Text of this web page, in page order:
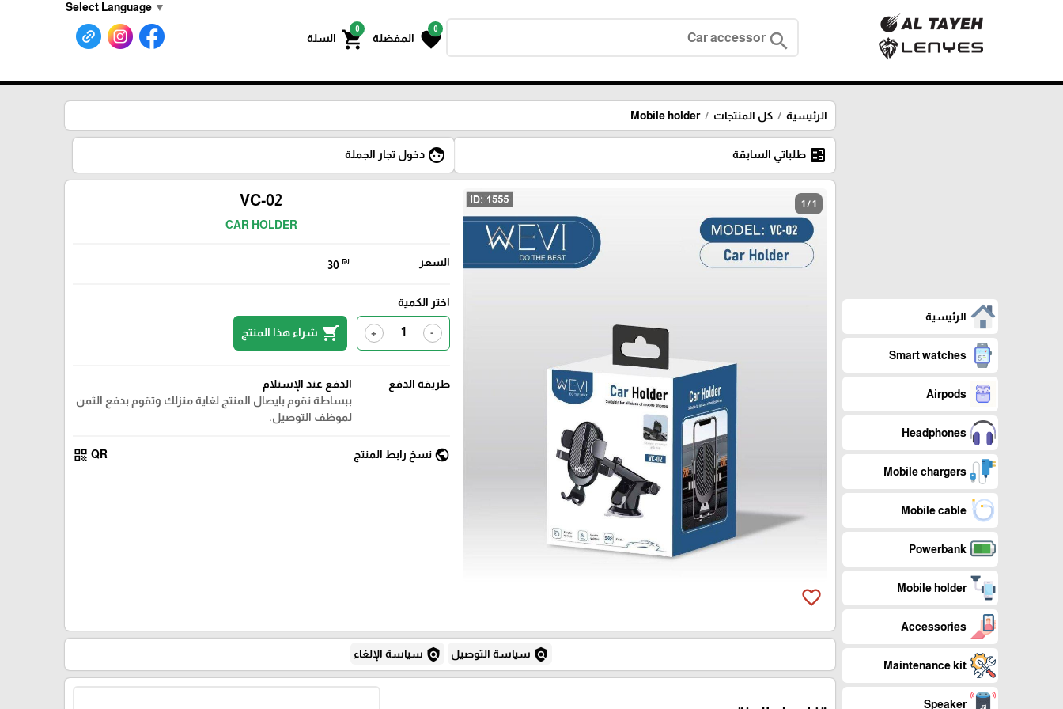
Select Language ▼
search
0
favorite المفضلة
0
shopping_cart السلة
الرئيسية
Smart watches
Airpods
Headphones
Mobile chargers
Mobile cable
Powerbank
Mobile holder
Accessories
Maintenance kit
Speaker
الرئيسية كل المنتجات Mobile holder
ballot طلباتي السابقة face دخول تجار الجملة
1 / 1
favorite_border
VC-02
CAR HOLDER
السعر 30 ₪
اختر الكمية
-
+
shopping_cart شراء هذا المنتج
طريقة الدفع
الدفع عند الإستلام
ببساطة نقوم بايصال المنتج لغاية منزلك وتقوم بدفع الثمن
لموظف التوصيل.
public نسخ رابط المنتج QR
qr_code
policy سياسة التوصيل policy سياسة الإلغاء